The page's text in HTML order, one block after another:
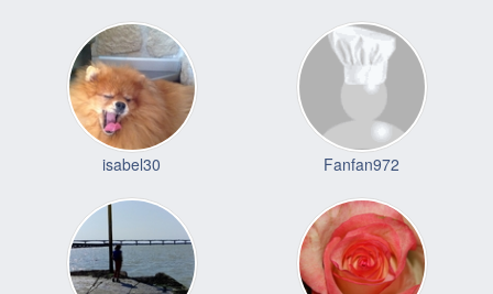
isabel30 Fanfan972